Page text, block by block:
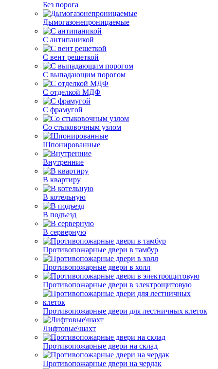
Без порога
Дымогазонепроницаемые
С антипаникой
С вент решеткой
С выпадающим порогом
С отделкой МДФ
С фрамугой
Со стыковочным узлом
Шпонированные
Внутренние
В квартиру
В котельную
В подъезд
В серверную
Противопожарные двери в тамбур
Противопожарные двери в холл
Противопожарные двери в электрощитовую
Противопожарные двери для лестничных клеток
Лифтовые\шахт
Противопожарные двери на склад
Противопожарные двери на чердак